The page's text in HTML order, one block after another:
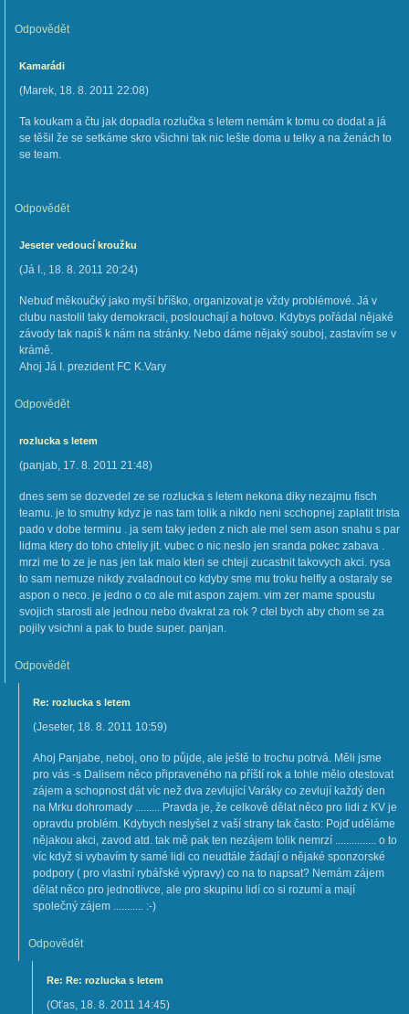
Odpovědět
Kamarádi
(Marek, 18. 8. 2011 22:08)
Ta koukam a čtu jak dopadla rozlučka s letem nemám k tomu co dodat a já
se těšil že se setkáme skro všichni tak nic lešte doma u telky a na ženách to
se team.
Odpovědět
Jeseter vedoucí kroužku
(Já I., 18. 8. 2011 20:24)
Nebuď měkoučký jako myší bříško, organizovat je vždy problémové. Já v
clubu nastolil taky demokracii, poslouchají a hotovo. Kdybys pořádal nějaké
závody tak napiš k nám na stránky. Nebo dáme nějaký souboj, zastavím se v
krámě.
Ahoj Já I. prezident FC K.Vary
Odpovědět
rozlucka s letem
(panjab, 17. 8. 2011 21:48)
dnes sem se dozvedel ze se rozlucka s letem nekona diky nezajmu fisch
teamu. je to smutny kdyz je nas tam tolik a nikdo neni scchopnej zaplatit trista
pado v dobe terminu . ja sem taky jeden z nich ale mel sem ason snahu s par
lidma ktery do toho chteliy jit. vubec o nic neslo jen sranda pokec zabava .
mrzi me to ze je nas jen tak malo kteri se chteji zucastnit takovych akci. rysa
to sam nemuze nikdy zvaladnout co kdyby sme mu troku helfly a ostaraly se
aspon o neco. je jedno o co ale mit aspon zajem. vim zer mame spoustu
svojich starosti ale jednou nebo dvakrat za rok ? ctel bych aby chom se za
pojily vsichni a pak to bude super. panjan.
Odpovědět
Re: rozlucka s letem
(Jeseter, 18. 8. 2011 10:59)
Ahoj Panjabe, neboj, ono to půjde, ale ještě to trochu potrvá. Měli jsme
pro vás -s Dalisem něco připraveného na příští rok a tohle mělo otestovat
zájem a schopnost dát víc než dva zevlující Varáky co zevlují každý den
na Mrku dohromady ......... Pravda je, že celkově dělat něco pro lidi z KV je
opravdu problém. Kdybych neslyšel z vaší strany tak často: Pojď uděláme
nějakou akci, zavod atd. tak mě pak ten nezájem tolik nemrzí ............... o to
víc když si vybavím ty samé lidi co neudtále žádají o nějaké sponzorské
podpory ( pro vlastní rybářské výpravy) co na to napsat? Nemám zájem
dělat něco pro jednotlivce, ale pro skupinu lidí co si rozumí a mají
společný zájem ........... :-)
Odpovědět
Re: Re: rozlucka s letem
(Oťas, 18. 8. 2011 14:45)